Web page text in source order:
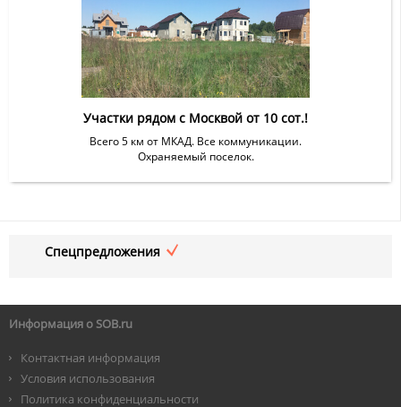
Участки рядом с Москвой от 10 сот.!
Всего 5 км от МКАД. Все коммуникации.
Охраняемый поселок.
Спецпредложения
Информация о SOB.ru
Контактная информация
Условия использования
Политика конфиденциальности